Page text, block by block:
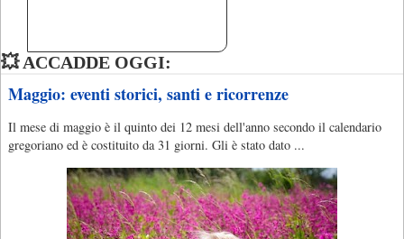
💥 ACCADDE OGGI:
Maggio: eventi storici, santi e ricorrenze
Il mese di maggio è il quinto dei 12 mesi dell'anno secondo il calendario
gregoriano ed è costituito da 31 giorni. Gli è stato dato ...